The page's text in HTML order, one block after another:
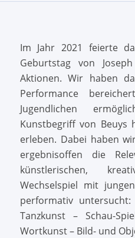
Im Jahr 2021 feierte
Geburtstag von
Aktionen. Wir haben
Performance
Jugendlichen
Kunstbegriff von Beuys
erleben. Dabei haben
ergebnisoffen die
künstlerischen,
Wechselspiel mit
performativ
Tanzkunst – Schau-
Wortkunst – Bild- und